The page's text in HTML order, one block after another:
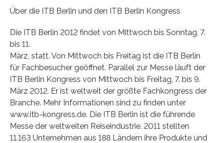
Über die ITB Berlin und den ITB Berlin Kongress
Die ITB Berlin 2012 findet von Mittwoch bis Sonntag, 7.
bis 11.
März, statt. Von Mittwoch bis Freitag ist die ITB Berlin
für Fachbesucher geöffnet. Parallel zur Messe läuft der
ITB Berlin Kongress von Mittwoch bis Freitag, 7. bis 9.
März 2012. Er ist weltweit der größte Fachkongress der
Branche. Mehr Informationen sind zu finden unter
www.itb-kongress.de. Die ITB Berlin ist die führende
Messe der weltweiten Reiseindustrie. 2011 stellten
11.163 Unternehmen aus 188 Ländern ihre Produkte und